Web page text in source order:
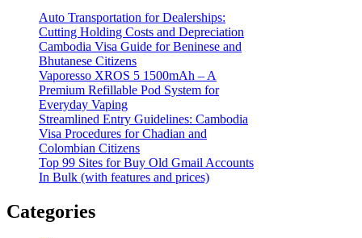
Auto Transportation for Dealerships:
Cutting Holding Costs and Depreciation
Cambodia Visa Guide for Beninese and
Bhutanese Citizens
Vaporesso XROS 5 1500mAh – A
Premium Refillable Pod System for
Everyday Vaping
Streamlined Entry Guidelines: Cambodia
Visa Procedures for Chadian and
Colombian Citizens
Top 99 Sites for Buy Old Gmail Accounts
In Bulk (with features and prices)
Categories